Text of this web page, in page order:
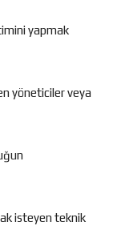
yapmak
yöneticiler veya
isteyen teknik